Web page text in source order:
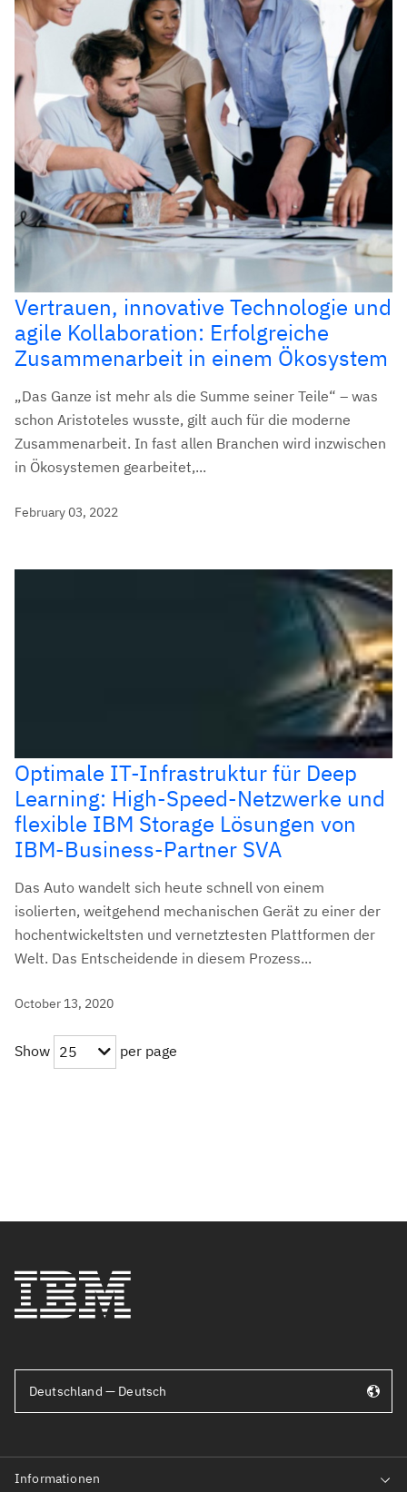
Vertrauen, innovative Technologie und
agile Kollaboration: Erfolgreiche
Zusammenarbeit in einem Ökosystem
„Das Ganze ist mehr als die Summe seiner Teile“ – was
schon Aristoteles wusste, gilt auch für die moderne
Zusammenarbeit. In fast allen Branchen wird inzwischen
in Ökosystemen gearbeitet,...
February 03, 2022
Optimale IT-Infrastruktur für Deep
Learning: High-Speed-Netzwerke und
flexible IBM Storage Lösungen von
IBM-Business-Partner SVA
Das Auto wandelt sich heute schnell von einem
isolierten, weitgehend mechanischen Gerät zu einer der
hochentwickeltsten und vernetztesten Plattformen der
Welt. Das Entscheidende in diesem Prozess...
October 13, 2020
Show 25 per page
Deutschland — Deutsch